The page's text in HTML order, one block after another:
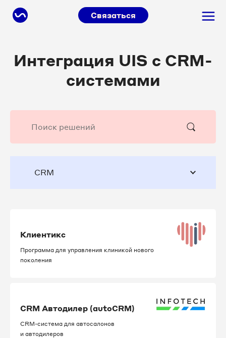
Связаться
Интеграция UIS с CRM-
системами
CRM
Клиентикс
Программа для управления клиникой нового
поколения
CRM Автодилер (autoCRM)
CRM-система для автосалонов
и автодилеров